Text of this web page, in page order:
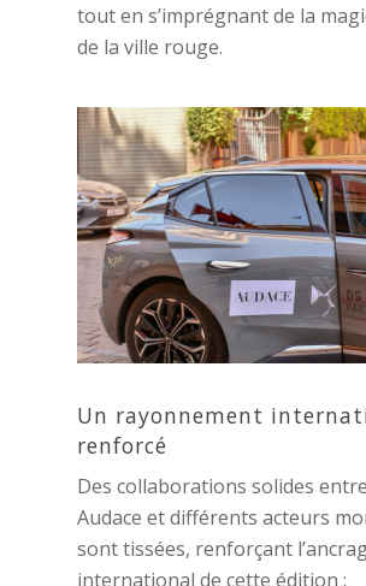
tout en s’imprégnant de la
de la ville rouge.
Un rayonnement
renforcé
Des collaborations solides
Audace et différents acteurs
sont tissées, renforçant
international de cette édition :